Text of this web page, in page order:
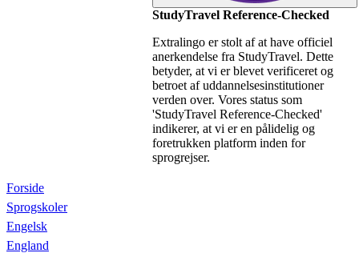
StudyTravel Reference-Checked
Extralingo er stolt af at have officiel
anerkendelse fra StudyTravel. Dette
betyder, at vi er blevet verificeret og
betroet af uddannelsesinstitutioner
verden over. Vores status som
'StudyTravel Reference-Checked'
indikerer, at vi er en pålidelig og
foretrukken platform inden for
sprogrejser.
Forside
Sprogskoler
Engelsk
England